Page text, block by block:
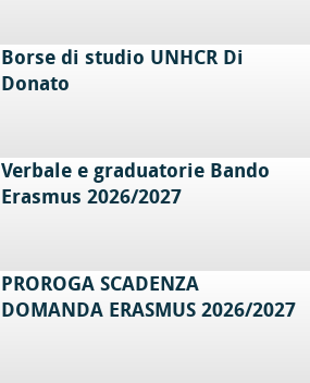
Borse di studio UNHCR Di
Donato
Verbale e graduatorie Bando
Erasmus 2026/2027
PROROGA SCADENZA
DOMANDA ERASMUS 2026/2027